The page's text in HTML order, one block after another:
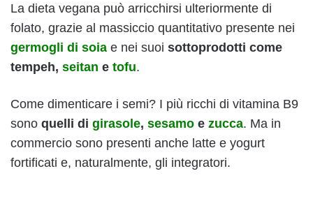
La dieta vegana può arricchirsi ulteriormente di
folato, grazie al massiccio quantitativo presente nei
germogli di soia e nei suoi sottoprodotti come
tempeh, seitan e tofu.
Come dimenticare i semi? I più ricchi di vitamina B9
sono quelli di girasole, sesamo e zucca. Ma in
commercio sono presenti anche latte e yogurt
fortificati e, naturalmente, gli integratori.